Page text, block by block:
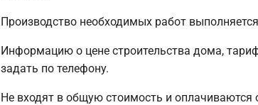
Производство необходимых работ
Информацию о цене строительства дома,
задать по телефону.
Не входят в общую стоимость и оплачиваются